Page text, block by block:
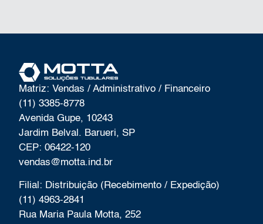
Matriz: Vendas / Administrativo / Financeiro
(11) 3385-8778
Avenida Gupe, 10243
Jardim Belval. Barueri, SP
CEP: 06422-120
vendas@motta.ind.br
Filial: Distribuição (Recebimento / Expedição)
(11) 4963-2841
Rua Maria Paula Motta, 252